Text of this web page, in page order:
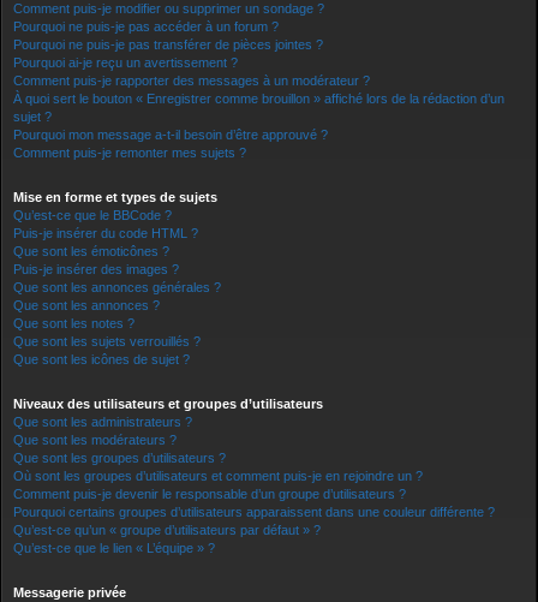
Comment puis-je modifier ou supprimer un sondage ?
Pourquoi ne puis-je pas accéder à un forum ?
Pourquoi ne puis-je pas transférer de pièces jointes ?
Pourquoi ai-je reçu un avertissement ?
Comment puis-je rapporter des messages à un modérateur ?
À quoi sert le bouton « Enregistrer comme brouillon » affiché lors de la rédaction d’un
sujet ?
Pourquoi mon message a-t-il besoin d’être approuvé ?
Comment puis-je remonter mes sujets ?
Mise en forme et types de sujets
Qu’est-ce que le BBCode ?
Puis-je insérer du code HTML ?
Que sont les émoticônes ?
Puis-je insérer des images ?
Que sont les annonces générales ?
Que sont les annonces ?
Que sont les notes ?
Que sont les sujets verrouillés ?
Que sont les icônes de sujet ?
Niveaux des utilisateurs et groupes d’utilisateurs
Que sont les administrateurs ?
Que sont les modérateurs ?
Que sont les groupes d’utilisateurs ?
Où sont les groupes d’utilisateurs et comment puis-je en rejoindre un ?
Comment puis-je devenir le responsable d’un groupe d’utilisateurs ?
Pourquoi certains groupes d’utilisateurs apparaissent dans une couleur différente ?
Qu’est-ce qu’un « groupe d’utilisateurs par défaut » ?
Qu’est-ce que le lien « L’équipe » ?
Messagerie privée